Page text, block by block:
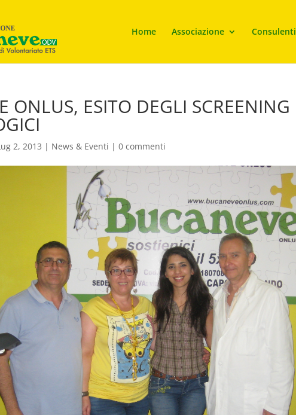
Home Associazione Consulenti
ONLUS, ESITO DEGLI SCREENING
2, 2013 | News & Eventi | 0 commenti